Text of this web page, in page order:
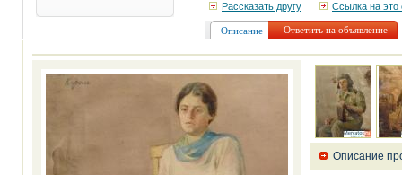
Рассказать другу Ссылка на это
Описание Ответить на объявление
Описание